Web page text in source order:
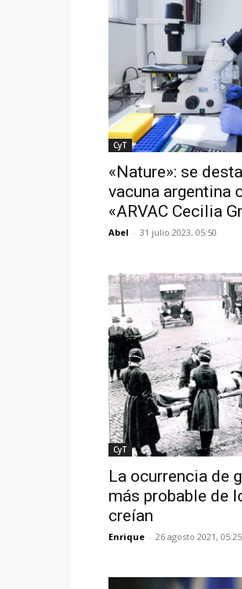
CyT
«Nature»: se
vacuna argentina
«ARVAC Cecilia
Abel - 31 julio 2023, 05:50
CyT
La ocurrencia de
más probable de
creían
Enrique - 26 agosto 2021, 05:25